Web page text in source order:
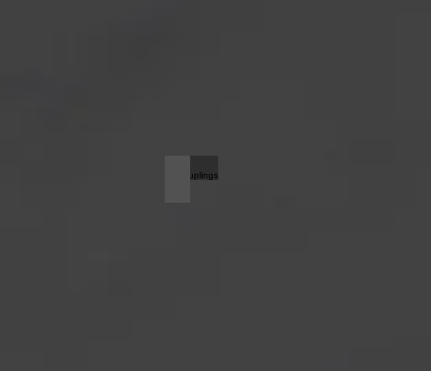
slipcouplings